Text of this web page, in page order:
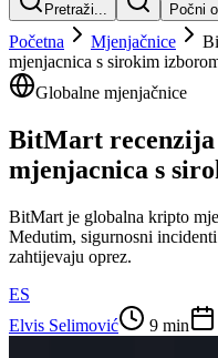
Pretraži... Počni
Početna Mjenjačnice
mjenjacnica s sirokim
Globalne mjenjačnice
BitMart recenzija
mjenjacnica s
BitMart je globalna kripto
Medutim, sigurnosni
zahtijevaju oprez.
ES
Elvis Selimović
9 min